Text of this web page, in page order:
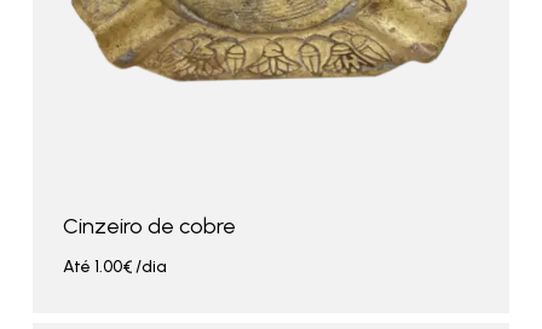
Cinzeiro de cobre
Até 1.00€/dia